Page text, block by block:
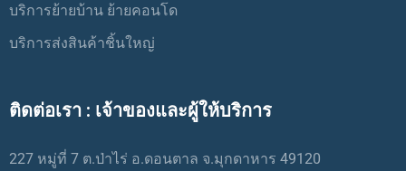
บริการย้ายบ้าน ย้ายคอนโด
บริการส่งสินค้าชิ้นใหญ่
ติดต่อเรา : เจ้าของและผู้ให้บริการ
227 หมู่ที่ 7 ต.ป่าไร่ อ.ดอนตาล จ.มุกดาหาร 49120